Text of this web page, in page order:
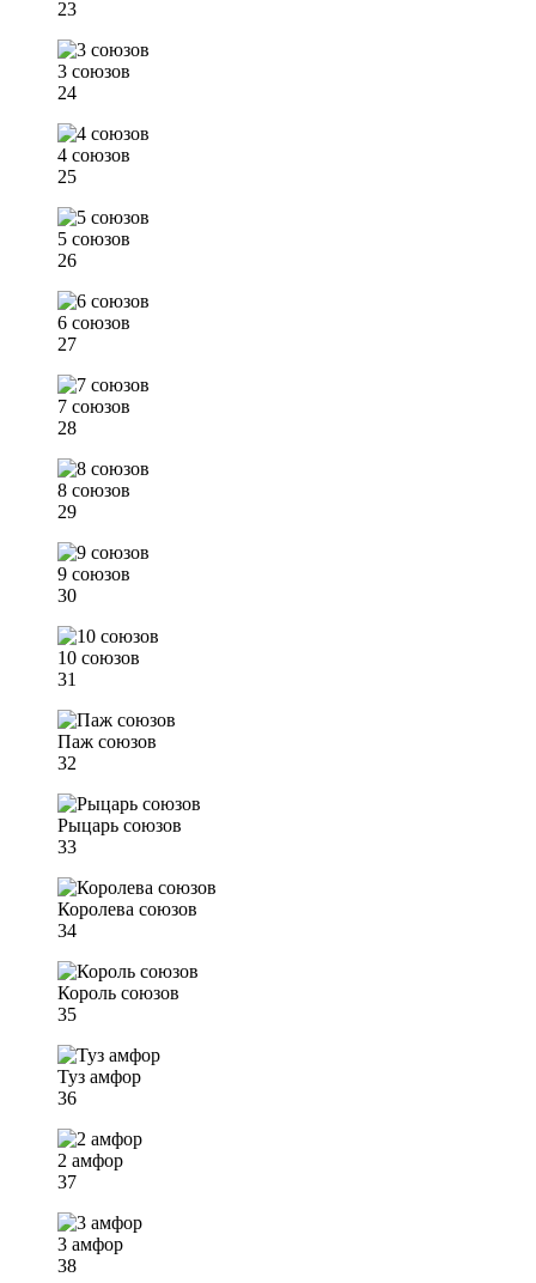
23
3 союзов
24
4 союзов
25
5 союзов
26
6 союзов
27
7 союзов
28
8 союзов
29
9 союзов
30
10 союзов
31
Паж союзов
32
Рыцарь союзов
33
Королева союзов
34
Король союзов
35
Туз амфор
36
2 амфор
37
3 амфор
38